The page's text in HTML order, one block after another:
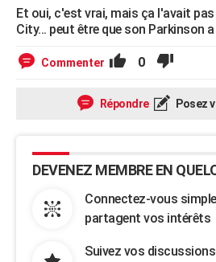
Et oui, c'est vrai, mais ça l'avait pas
City... peut être que son Parkinson
Commenter 0
Répondre Posez
DEVENEZ MEMBRE EN
Connectez-vous
partagent vos intérêts
Suivez vos